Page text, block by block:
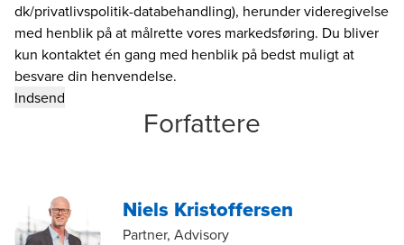
dk/privatlivspolitik-databehandling), herunder videregivelse
med henblik på at målrette vores markedsføring. Du bliver
kun kontaktet én gang med henblik på bedst muligt at
besvare din henvendelse.
Forfattere
Niels Kristoffersen
Partner, Advisory